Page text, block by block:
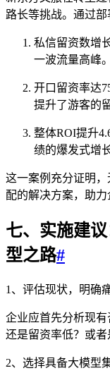
路长等挑战。通过部
私信留资数增
一波流量高峰。
开口留资率达
提升了游客的
整体ROI提升
绩的爆发式增长
这一案例充分证明
配的解决方案，助力
七、实施建
型之路#
1、评估现状，明确
企业应首先分析现有
还是留资率低？或者
2、选择具备大模型